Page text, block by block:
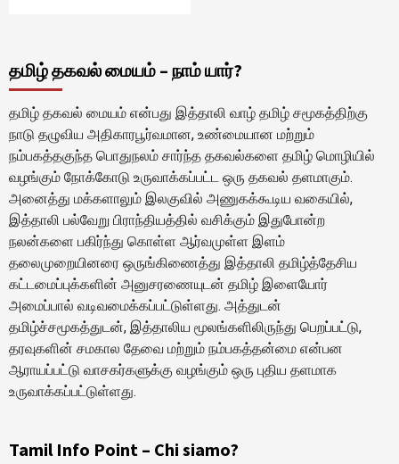
தமிழ் தகவல் மையம் – நாம் யார்?
தமிழ் தகவல் மையம் என்பது இத்தாலி வாழ் தமிழ் சமூகத்திற்கு
நாடு தழுவிய அதிகாரபூர்வமான, உண்மையான மற்றும்
நம்பகத்தகுந்த பொதுநலம் சார்ந்த தகவல்களை தமிழ் மொழியில்
வழங்கும் நோக்கோடு உருவாக்கப்பட்ட ஒரு தகவல் தளமாகும்.
அனைத்து மக்களாலும் இலகுவில் அணுகக்கூடிய வகையில்,
இத்தாலி பல்வேறு பிராந்தியத்தில் வசிக்கும் இதுபோன்ற
நலன்களை பகிர்ந்து கொள்ள ஆர்வமுள்ள இளம்
தலைமுறையினரை ஒருங்கிணைத்து இத்தாலி தமிழ்த்தேசிய
கட்டமைப்புக்களின் அனுசரணையுடன் தமிழ் இளையோர்
அமைப்பால் வடிவமைக்கப்பட்டுள்ளது. அத்துடன்
தமிழ்ச்சமூகத்துடன், இத்தாலிய மூலங்களிலிருந்து பெறப்பட்டு,
தரவுகளின் சமகால தேவை மற்றும் நம்பகத்தன்மை என்பன
ஆராயப்பட்டு வாசகர்களுக்கு வழங்கும் ஒரு புதிய தளமாக
உருவாக்கப்பட்டுள்ளது.
Tamil Info Point – Chi siamo?